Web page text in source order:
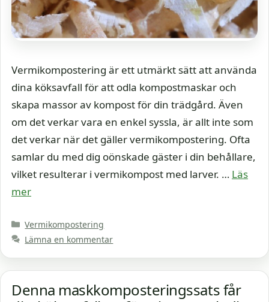
Vermikompostering är ett utmärkt sätt att använda
dina köksavfall för att odla kompostmaskar och
skapa massor av kompost för din trädgård. Även
om det verkar vara en enkel syssla, är allt inte som
det verkar när det gäller vermikompostering. Ofta
samlar du med dig oönskade gäster i din behållare,
vilket resulterar i vermikompost med larver. … Läs
mer
Kategorier
Vermikompostering
Lämna en kommentar
Denna maskkomposteringssats får